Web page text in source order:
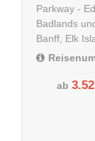
Parkway -
Badlands
Banff, Elk
ab